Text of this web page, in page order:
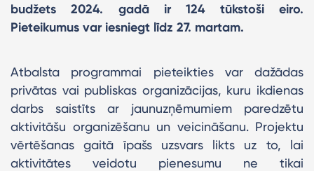
budžets 2024. gadā ir 124 tūkstoši eiro.
Pieteikumus var iesniegt līdz 27. martam.
Atbalsta programmai pieteikties var dažādas
privātas vai publiskas organizācijas, kuru ikdienas
darbs saistīts ar jaunuzņēmumiem paredzētu
aktivitāšu organizēšanu un veicināšanu. Projektu
vērtēšanas gaitā īpašs uzsvars likts uz to, lai
aktivitātes veidotu pienesumu ne tikai